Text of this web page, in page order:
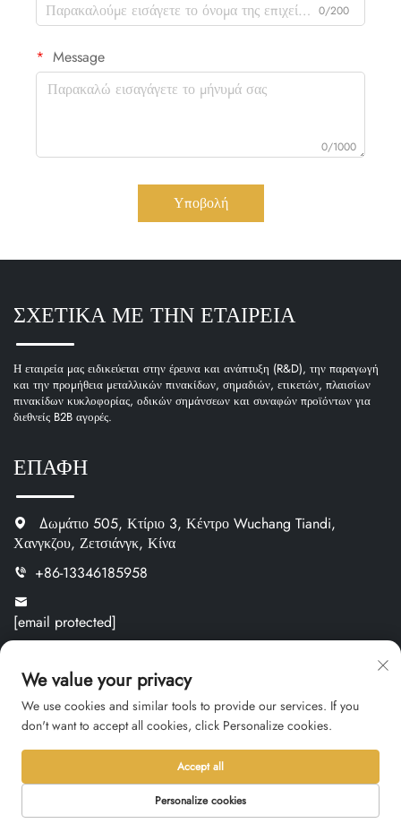
0/200
Message
0/1000
Υποβολή
ΣΧΕΤΙΚΑ ΜΕ ΤΗΝ ΕΤΑΙΡΕΙΑ
Η εταιρεία μας ειδικεύεται στην έρευνα και ανάπτυξη (R&D), την παραγωγή
και την προμήθεια μεταλλικών πινακίδων, σημαδιών, ετικετών, πλαισίων
πινακίδων κυκλοφορίας, οδικών σημάνσεων και συναφών προϊόντων για
διεθνείς B2B αγορές.
ΕΠΑΦΗ
Δωμάτιο 505, Κτίριο 3, Κέντρο Wuchang Tiandi,
Χανγκζου, Ζετσιάνγκ, Κίνα
+86-13346185958
[email protected]
Κατηγορία Προϊόντος
Δημοφιλή Βιομηχανικά Ετικέτες
Αλουμινές Πινακίδες & Πινακίδες Ανοξείδωτου Χάλυβα
Ετικέτες QR Code & Ετικέτες Barcode
We value your privacy
We use cookies and similar tools to provide our services. If you
don't want to accept all cookies, click Personalize cookies.
Personalize cookies
Accept all